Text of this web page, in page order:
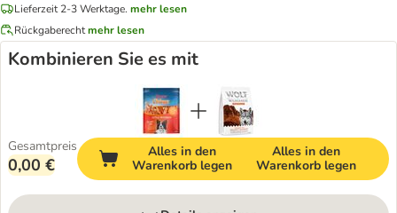
Lieferzeit 2-3 Werktage. mehr lesen
Rückgaberechtmehr lesen
Kombinieren Sie es mit
Gesamtpreis
0,00 €
Alles in den
Warenkorb legen
Alles in den
Warenkorb legen